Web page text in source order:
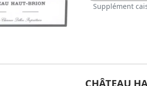
Supplément
CHÂTEAU